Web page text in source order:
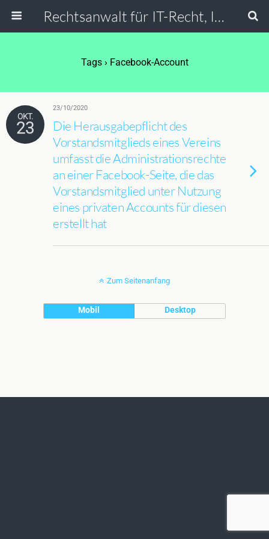
Rechtsanwalt für IT-Recht, Internetrecht, Datenschutz & Social Media
Tags › Facebook-Account
OKT.
23
23/10/2020
Die Herausgabepflicht des
Vorstandsmitglieds eines Vereins
umfasst die Administrationsrechte
an einer Facebook-Seite, die das
Vorstandsmitglied unter Nutzung
eines privaten Accounts für diesen
erstellt hat
Zum Seitenanfang
Mobil Desktop